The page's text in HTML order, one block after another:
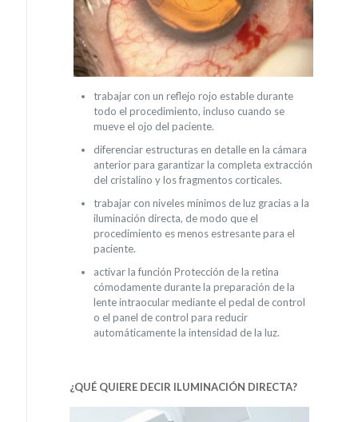
trabajar con un reflejo rojo estable durante
todo el procedimiento, incluso cuando se
mueve el ojo del paciente.
diferenciar estructuras en detalle en la cámara
anterior para garantizar la completa extracción
del cristalino y los fragmentos corticales.
trabajar con niveles mínimos de luz gracias a la
iluminación directa, de modo que el
procedimiento es menos estresante para el
paciente.
activar la función Protección de la retina
cómodamente durante la preparación de la
lente intraocular mediante el pedal de control
o el panel de control para reducir
automáticamente la intensidad de la luz.
¿QUÉ QUIERE DECIR ILUMINACIÓN DIRECTA?